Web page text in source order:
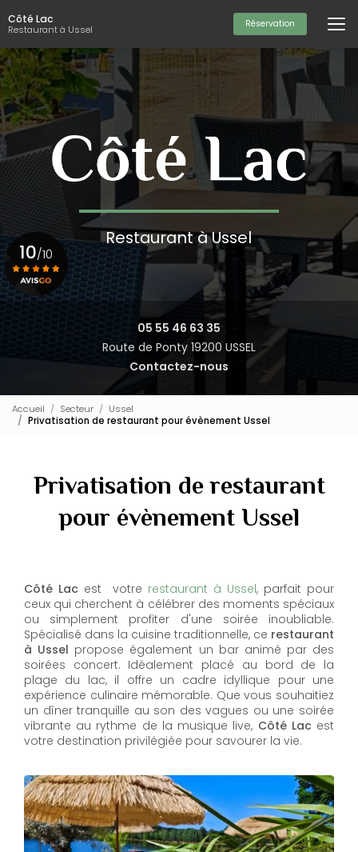
au
contenu
principal
Côté Lac
Restaurant à Ussel Réservation
Restaurant à Ussel
05 55 46 63 35
Route de Ponty 19200 USSEL
Contactez-nous
10/10
Voir le certificat
Accueil Secteur
Ussel
Privatisation de restaurant pour évènement Ussel
Privatisation de restaurant
pour évènement Ussel
Côté Lac est votre restaurant à Ussel, parfait pour
ceux qui cherchent à célébrer des moments spéciaux
ou simplement profiter d'une soirée inoubliable.
Spécialisé dans la cuisine traditionnelle, ce restaurant
à Ussel propose également un bar animé par des
soirées concert. Idéalement placé au bord de la
plage du lac, il offre un cadre idyllique pour une
expérience culinaire mémorable. Que vous souhaitiez
un dîner tranquille au son des vagues ou une soirée
vibrante au rythme de la musique live, Côté Lac est
votre destination privilégiée pour savourer la vie.